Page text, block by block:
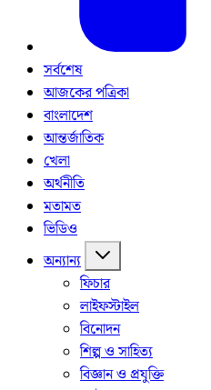
সর্বশেষ
আজকের পত্রিকা
বাংলাদেশ
আন্তর্জাতিক
খেলা
অর্থনীতি
মতামত
ভিডিও
অন্যান্য
ফিচার
লাইফস্টাইল
বিনোদন
শিল্প ও সাহিত্য
বিজ্ঞান ও প্রযুক্তি